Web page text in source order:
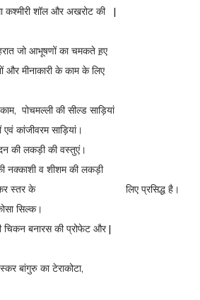
कश्मीरी शॉल और अखरोट की |
जो आभूषणों का चमकते ह़ए
मीनाकारी के काम के लिए
पोचमल्ली की सील्ड साड़ियां
कांजीवरम साड़ियां।
की लकड़ी की वस्तुएं।
नक्काशी व शीशम की लकड़ी
बस कर स्तर के लिए प्रसिद्ध है।
सिल्क।
की चिकन बनारस की प्रोफेट और |
बांगुरु का टेराकोटा,